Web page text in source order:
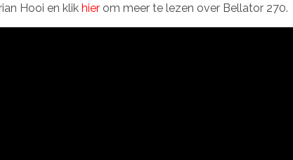
Hooi en klik hier om meer te lezen over Bellator 270.